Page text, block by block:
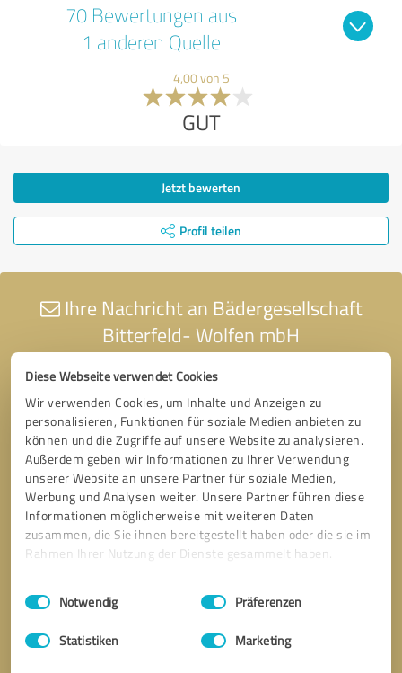
Diese Webseite verwendet Cookies
Wir verwenden Cookies, um Inhalte und Anzeigen zu
personalisieren, Funktionen für soziale Medien anbieten zu
können und die Zugriffe auf unsere Website zu analysieren.
Außerdem geben wir Informationen zu Ihrer Verwendung
unserer Website an unsere Partner für soziale Medien,
Werbung und Analysen weiter. Unsere Partner führen diese
Informationen möglicherweise mit weiteren Daten
zusammen, die Sie ihnen bereitgestellt haben oder die sie im
Rahmen Ihrer Nutzung der Dienste gesammelt haben.
Impressum Datenschutzbestimmungen
Einwilligungsauswahl
Notwendig Präferenzen
Statistiken Marketing
70 Bewertungen aus
1 anderen Quelle
4,00 von 5
GUT
Jetzt bewerten
Profil teilen
Ihre Nachricht an Bädergesellschaft
Bitterfeld- Wolfen mbH